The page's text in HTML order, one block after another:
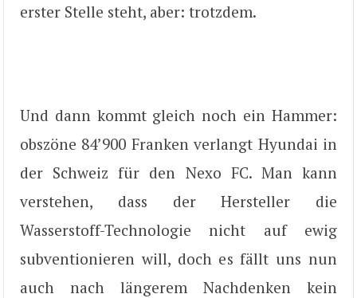
erster Stelle steht, aber: trotzdem.
Und dann kommt gleich noch ein Hammer:
obszöne 84’900 Franken verlangt Hyundai in
der Schweiz für den Nexo FC. Man kann
verstehen, dass der Hersteller die
Wasserstoff-Technologie nicht auf ewig
subventionieren will, doch es fällt uns nun
auch nach längerem Nachdenken kein